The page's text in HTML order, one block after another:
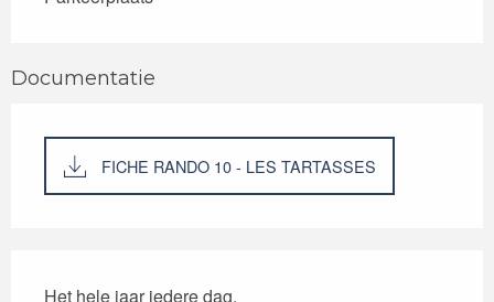
Documentatie
FICHE RANDO 10 - LES TARTASSES
Het hele jaar iedere dag.